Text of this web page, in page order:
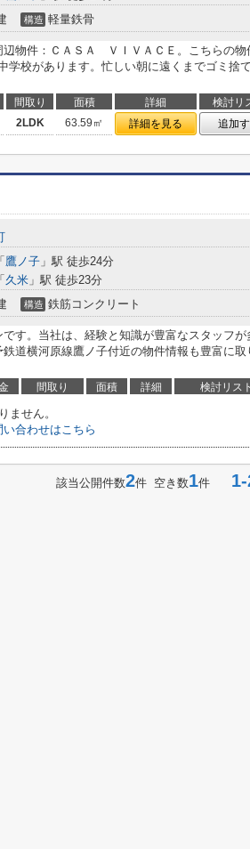
構造 軽量鉄骨
辺物件：ＣＡＳＡ ＶＩＶＡＣＥ。こちらの物
学校があります。忙しい朝に遠くまでゴミ捨
間取り 面積 詳細
検討リ
2LDK 63.59㎡ 詳細を見る 追加
「 鷹ノ子 」駅 徒歩24分
「 久米 」駅 徒歩23分
構造 鉄筋コンクリート
す。当社は、経験と知識が豊富なスタッフが
道横河原線鷹ノ子付近の物件情報も豊富に取
間取り 面積 詳細 検討リスト
ません。
合わせはこちら
該当公開件数2件 空き数1件 1-